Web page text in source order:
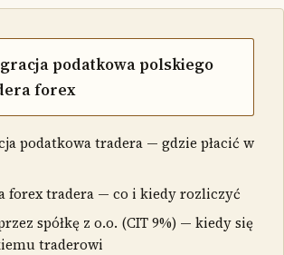
podatkowa polskiego
forex
podatkowa tradera — gdzie płacić w
forex tradera — co i kiedy rozliczyć
spółkę z o.o. (CIT 9%) — kiedy się
traderowi